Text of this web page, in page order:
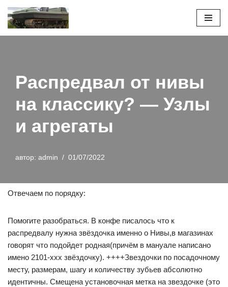
Перейти
Распредвал от нивы
на классику? — Узлы
и агрегаты
автор: admin 01/07/2022
Отвечаем по порядку:
Помогите разобраться. В конфе писалось что к
распредвалу нужна звёздочка именно о Нивы,в магазинах
говорят что подойдет родная(причём в мануале написано
имено 2101-ххх звёздочку). ++++Звездочки по посадочному
месту, размерам, шагу и количеству зубьев абсолютно
идентичны. Смещена установочная метка на звездочке (это